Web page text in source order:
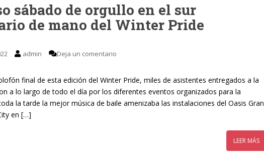
sábado de orgullo en el sur
de mano del Winter Pride
admin Deja un comentario
final de esta edición del Winter Pride, miles de asistentes entregados a la
a lo largo de todo el día por los diferentes eventos organizados para la
la tarde la mejor música de baile amenizaba las instalaciones del Oasis Gran
en […]
LEER MÁS